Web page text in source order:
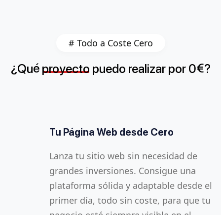
# Todo a Coste Cero
¿ Qué proyecto puedo realizar por 0€?
Tu Página Web desde Cero
Lanza tu sitio web sin necesidad de
grandes inversiones. Consigue una
plataforma sólida y adaptable desde el
primer día, todo sin coste, para que tu
Redes Sociales por 1 Año
Mantén a tus clientes conectados con
contenido atractivo en redes como
Facebook, Instagram y LinkedIn.
Nosotros gestionamos todo, tú te
Productividad Sin Límites
Con la oficina virtual, tus empleados
pueden colaborar en tiempo real desde
cualquier lugar. Acceso a documentos,
calendarios y correos electrónicos en la